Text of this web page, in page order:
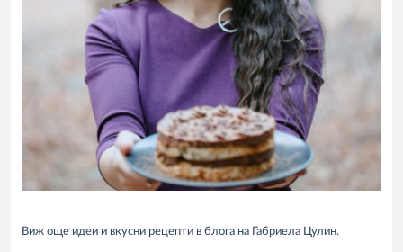
Виж още идеи и вкусни рецепти в блога на Габриела Цулин.